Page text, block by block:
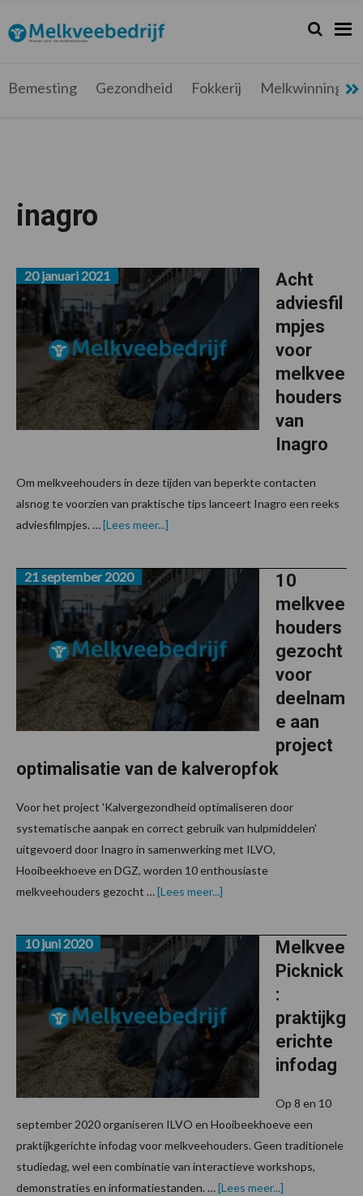
de
hoofdnavigatie
de
hoofd
de
eerste
de
voettekst
Melkveebedrijf.be
Nieuws
melkveehouder
Zoeken...
Zoek
Bemesting Gezondheid Fokkerij Melkwinning
inagro
Acht
adviesfil
mpjes
voor
melkvee
houders
van
Inagro
20 januari 2021
Om melkveehouders in deze tijden van beperkte contacten
alsnog te voorzien van praktische tips lanceert Inagro een reeks
adviesfilmpjes. …[Lees meer...]
van
Inagro
10
melkvee
houders
gezocht
voor
deelnam
e aan
project
optimalisatie van de kalveropfok
21 september 2020
Voor het project 'Kalvergezondheid optimaliseren door
systematische aanpak en correct gebruik van hulpmiddelen'
uitgevoerd door Inagro in samenwerking met ILVO,
Hooibeekhoeve en DGZ, worden 10 enthousiaste
melkveehouders gezocht …[Lees meer...]
deelname
aan
project
optimalisatie
de
kalveropfok
Melkvee
Picknick
:
praktijkg
erichte
infodag
10 juni 2020
Op 8 en 10
september 2020 organiseren ILVO en Hooibeekhoeve een
praktijkgerichte infodag voor melkveehouders. Geen traditionele
studiedag, wel een combinatie van interactieve workshops,
demonstraties en informatiestanden. …[Lees meer...]